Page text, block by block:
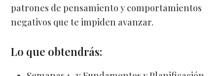
patrones de pensamiento y comportamientos
negativos que te impiden avanzar.
Lo que obtendrás: